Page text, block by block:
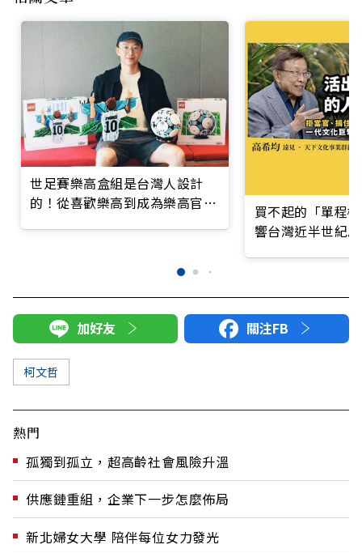
世足賽樂高盒組是台灣人設計
的！從喜歡樂高到成為樂高官方
買不起的「單程
響台灣近半世紀
加好友 關注FB
柯文哲
熱門
孤獨到孤立，超高齡社會風險升溫
供應鏈重組，企業下一步怎麼佈局
新北婦女大學 陪伴每位女力發光